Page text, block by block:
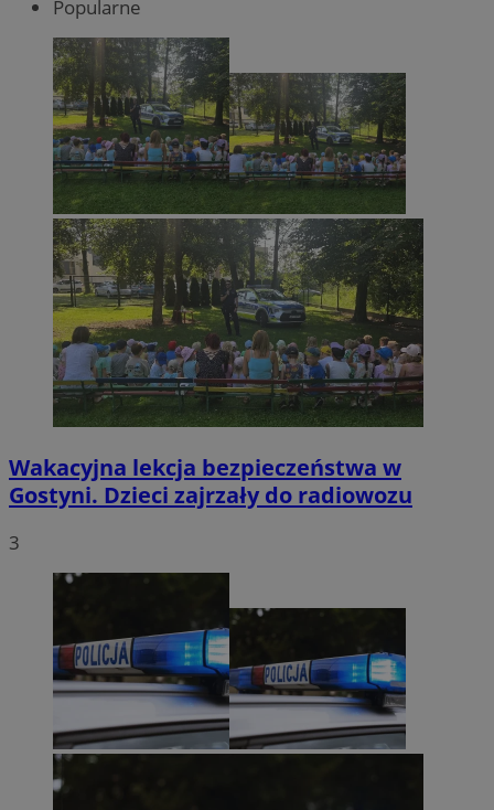
Popularne
Wakacyjna lekcja bezpieczeństwa w
Gostyni. Dzieci zajrzały do radiowozu
3